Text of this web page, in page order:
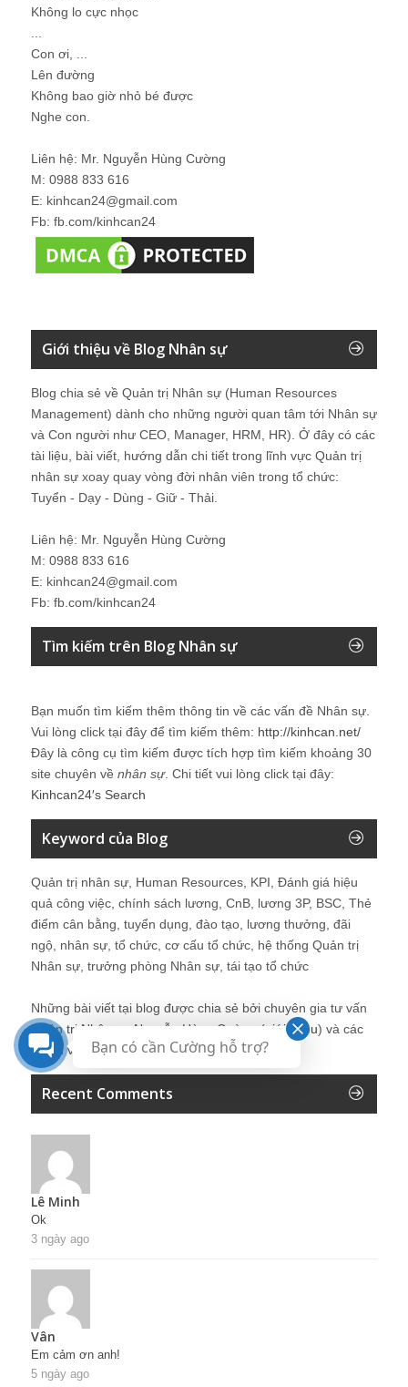
Không lo cực nhọc
Con ơi, ...
Lên đường
Không bao giờ nhỏ bé được
Nghe con.
Liên hệ: Mr. Nguyễn Hùng Cường
M: 0988 833 616
E: kinhcan24@gmail.com
Fb: fb.com/kinhcan24
Giới thiệu về Blog Nhân sự
Blog chia sẻ về Quản trị Nhân sự (Human Resources
Management) dành cho những người quan tâm tới Nhân sự
và Con người như CEO, Manager, HRM, HR). Ở đây có các
tài liệu, bài viết, hướng dẫn chi tiết trong lĩnh vực Quản trị
nhân sự xoay quay vòng đời nhân viên trong tổ chức:
Tuyển - Dạy - Dùng - Giữ - Thải.
Liên hệ: Mr. Nguyễn Hùng Cường
M: 0988 833 616
E: kinhcan24@gmail.com
Fb: fb.com/kinhcan24
Tìm kiếm trên Blog Nhân sự
Bạn muốn tìm kiếm thêm thông tin về các vấn đề Nhân sự
Vui lòng click tại đây để tìm kiếm thêm: http://kinhcan.net/
Đây là công cụ tìm kiếm được tích hợp tìm kiếm khoảng 30
site chuyên về nhân sự. Chi tiết vui lòng click tại đây:
Kinhcan24′s Search
Keyword của Blog
Quản trị nhân sự, Human Resources, KPI, Đánh giá hiệu
quả công việc, chính sách lương, CnB, lương 3P, BSC, Thẻ
điểm cân bằng, tuyển dụng, đào tạo, lương thưởng, đãi
ngộ, nhân sự, tổ chức, cơ cấu tổ chức, hệ thống Quản trị
Nhân sự, trưởng phòng Nhân sự, tái tạo tổ chức
Những bài viết tại blog được chia sẻ bởi chuyên gia tư vấn
Quản trị Nhân sự Nguyễn Hùng Cường (giới thiệu) và các
thành viên khác trong cộng đồng Nhân sự.
Recent Comments
Lê Minh
Ok
3 ngày ago
Vân
Em cảm ơn anh!
5 ngày ago
Bạn có cần Cường hỗ trợ?